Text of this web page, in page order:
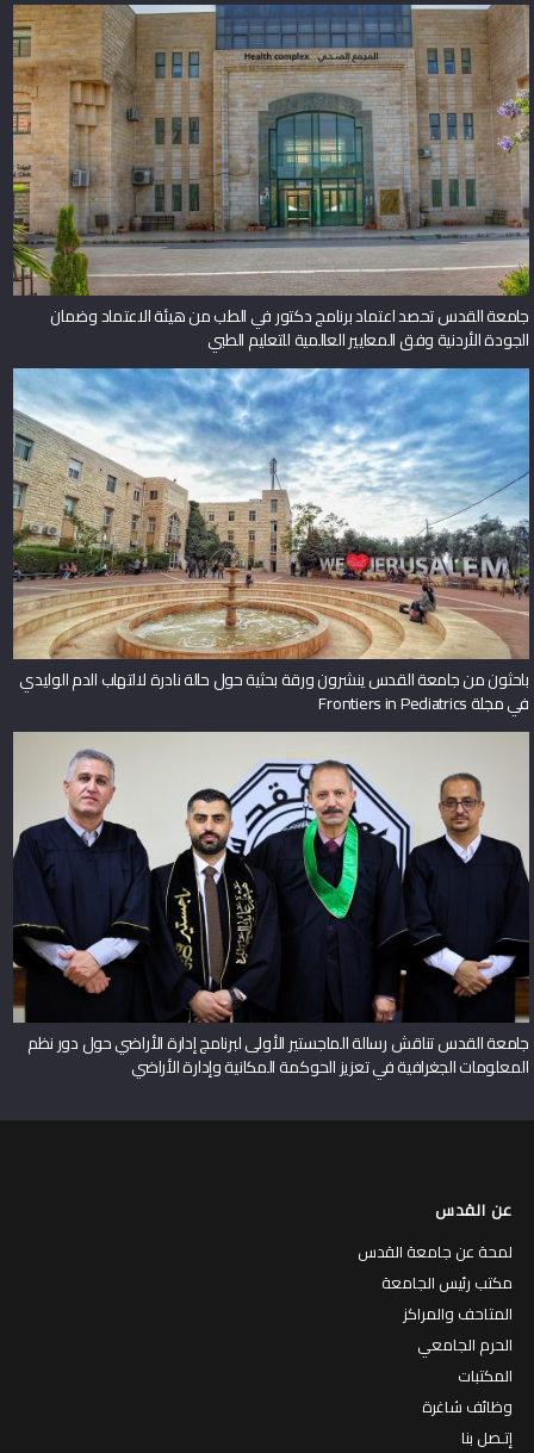
جامعة القدس تحصد اعتماد برنامج دكتور في الطب من هيئة الاعتماد وضمان
الجودة الأردنية وفق المعايير العالمية للتعليم الطبي
باحثون من جامعة القدس ينشرون ورقة بحثية حول حالة نادرة لالتهاب الدم الوليدي
في مجلة Frontiers in Pediatrics
جامعة القدس تناقش رسالة الماجستير الأولى لبرنامج إدارة الأراضي حول دور نظم
المعلومات الجغرافية في تعزيز الحوكمة المكانية وإدارة الأراضي
عن القدس
لمحة عن جامعة القدس
مكتب رئيس الجامعة
المتاحف والمراكز
الحرم الجامعي
المكتبات
وظائف شاغرة
إتـصل بنا